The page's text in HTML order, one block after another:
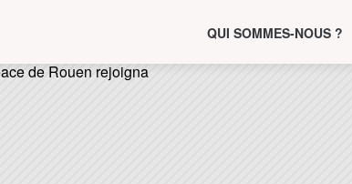
QUI SOMMES-NOUS ?